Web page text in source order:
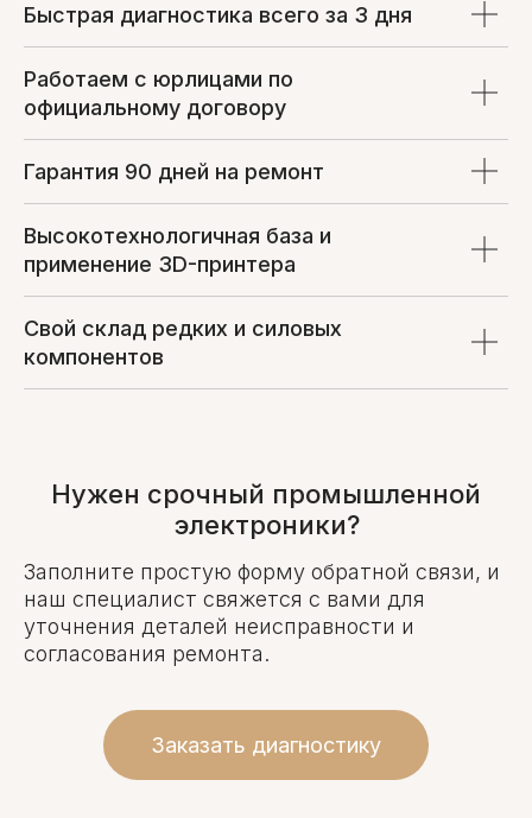
Быстрая диагностика всего за 3 дня
Работаем с юрлицами по
официальному договору
Гарантия 90 дней на ремонт
Высокотехнологичная база и
применение 3D-принтера
Свой склад редких и силовых
компонентов
Нужен срочный промышленной
электроники?
Заполните простую форму обратной связи, и
наш специалист свяжется с вами для
уточнения деталей неисправности и
согласования ремонта.
Заказать диагностику